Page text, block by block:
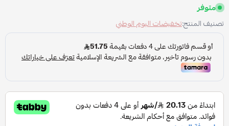
متوفر
تصنيف المنتج:تخفيضات اليوم الوطني